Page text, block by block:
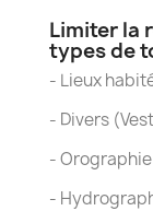
Limiter la
types de
- Lieux
- Divers
-
-